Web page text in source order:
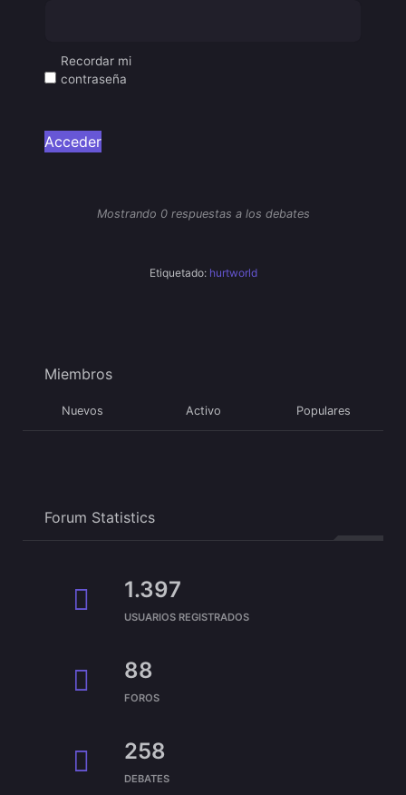
Etiquetado: hurtworld
Mostrando 0 respuestas a los debates
Recordar mi
contraseña
Acceder
Miembros
Nuevos Activo Populares
Forum Statistics
1.397
USUARIOS REGISTRADOS
88
FOROS
258
DEBATES